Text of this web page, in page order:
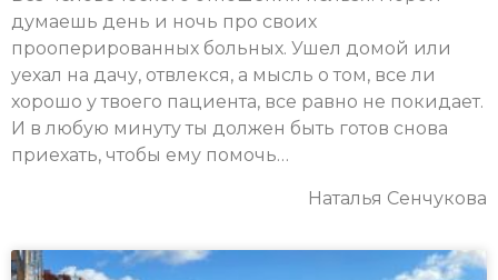
думаешь день и ночь про своих
прооперированных больных. Ушел домой или
уехал на дачу, отвлекся, а мысль о том, все ли
хорошо у твоего пациента, все равно не покидает.
И в любую минуту ты должен быть готов снова
приехать, чтобы ему помочь…
Наталья Сенчукова